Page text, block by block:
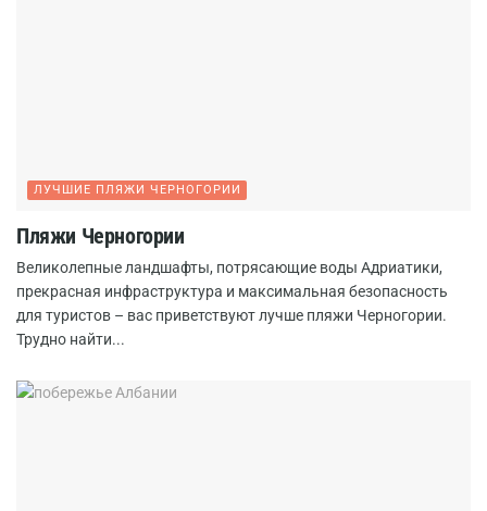
ЛУЧШИЕ ПЛЯЖИ ЧЕРНОГОРИИ
Пляжи Черногории
Великолепные ландшафты, потрясающие воды Адриатики,
прекрасная инфраструктура и максимальная безопасность
для туристов – вас приветствуют лучше пляжи Черногории.
Трудно найти...